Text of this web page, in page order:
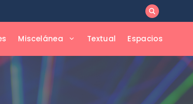
Miscelánea Textual Espacios